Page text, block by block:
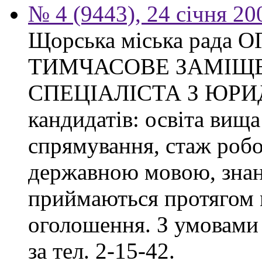
№ 4 (9443), 24 січня
Щорська міська
ТИМЧАСОВЕ
СПЕЦІАЛІСТА З
кандидатів: освіта
спрямування, стаж
державною мовою,
приймаються протягом
оголошення. З
за тел. 2-15-42.